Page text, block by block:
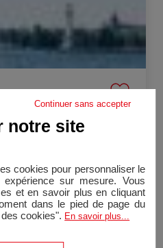
5 Pièces
6 Pièces 180 m²
Continuer sans accepter
notre site
cookies pour personnaliser le
sur mesure. Vous
et en savoir plus en cliquant
dans le pied de page du
cookies". En savoir plus...